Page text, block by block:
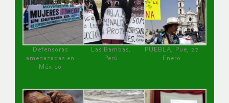
Defensoras
amenazadas en
México
Las Bambas,
Perú
PUEBLA, Pue, 27
Enero